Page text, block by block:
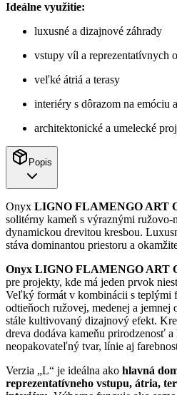
Ideálne využitie:
luxusné a dizajnové záhrady
vstupy víl a reprezentatívnych
veľké átriá a terasy
interiéry s dôrazom na emóciu
architektonické a umelecké
Popis
Onyx LIGNO FLAMENGO ART
solitérny kameň s výraznými ružovo-
dynamickou drevitou kresbou.
stáva dominantou priestoru a
Onyx LIGNO FLAMENGO ART
pre projekty, kde má jeden prvok
Veľký formát v kombinácii s teplými
odtieňoch ružovej, medenej a jemnej
stále kultivovaný dizajnový efekt.
dreva dodáva kameňu prirodzenosť
neopakovateľný tvar, línie aj
Verzia „L“ je ideálna ako hlavná
reprezentatívneho vstupu, átria,